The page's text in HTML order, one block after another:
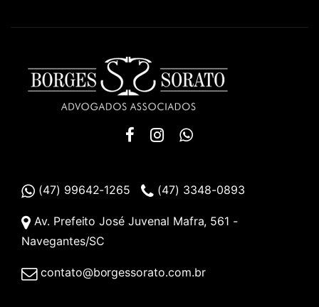
(47) 99642-1265 (47) 3348-0893
Av. Prefeito José Juvenal Mafra, 561 -
Navegantes/SC
contato@borgessorato.com.br